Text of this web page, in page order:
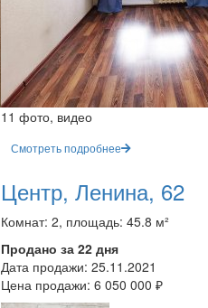
11 фото, видео
Смотреть подробнее
Центр, Ленина, 62
Комнат: 2, площадь: 45.8 м²
Продано за 22 дня
Дата продажи: 25.11.2021
Цена продажи: 6 050 000 ₽